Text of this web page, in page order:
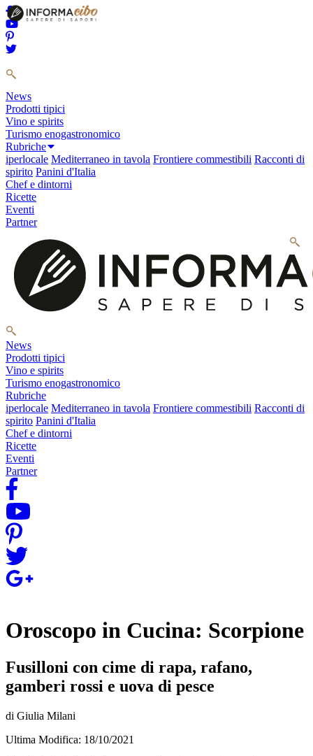
News
Prodotti tipici
Vino e spirits
Turismo enogastronomico
Rubriche
iperlocale Mediterraneo in tavola Frontiere commestibili Racconti di
spirito Panini d'Italia
Chef e dintorni
Ricette
Eventi
Partner
News
Prodotti tipici
Vino e spirits
Turismo enogastronomico
Rubriche
iperlocale Mediterraneo in tavola Frontiere commestibili Racconti di
spirito Panini d'Italia
Chef e dintorni
Ricette
Eventi
Partner
Oroscopo in Cucina: Scorpione
Fusilloni con cime di rapa, rafano,
gamberi rossi e uova di pesce
di Giulia Milani
Ultima Modifica: 18/10/2021